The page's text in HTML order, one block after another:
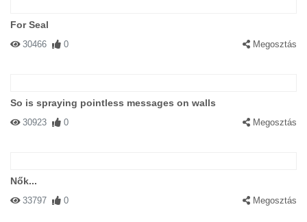
For Seal
30466 0 Megosztás
So is spraying pointless messages on walls
30923 0 Megosztás
Nők...
33797 0 Megosztás